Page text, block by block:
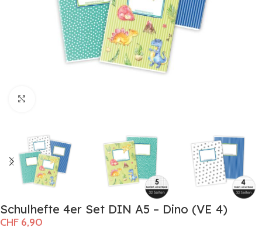
Schulhefte 4er Set DIN A5 – Dino (VE 4)
CHF 6,90